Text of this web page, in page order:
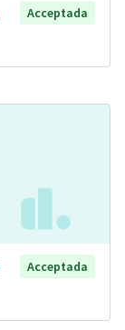
Acceptada
Acceptada